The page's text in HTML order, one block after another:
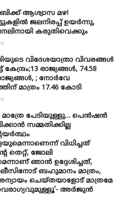
ആശ്വാസ മഴ!
ജലനിരപ്പ് ഉയർന്നു,
കരുതിവെക്കും
വിദേശയാത്രാ വിവരങ്ങൾ
രാജ്യങ്ങൾ, 74.58
; നോർവേ
മാത്രം 17.46 കോടി
മാത്രേ പേടിയുള്ളു… പെൻഷൻ
സമ്മതിക്കില്ല
വിധിച്ചത്
തെറ്റ്, ജോലി
ഞാൻ ഉദ്ദേശിച്ചത്,
ബഹുമാനം മാത്രം,
ചെയ്തയാളോട് മാത്രമേ
അർജുൻ